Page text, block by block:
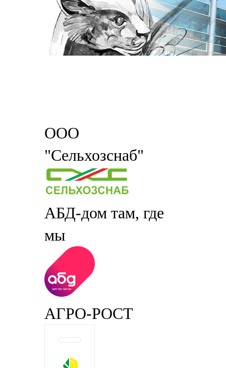
ООО
"Сельхозснаб"
АБД-дом там, где
мы
АГРО-РОСТ